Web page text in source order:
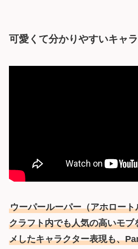
可愛くて分かりやすいキャ
ウーパールーパー（アホロー
クラフト内でも人気の高いモブ
メしたキャラクター表現も、